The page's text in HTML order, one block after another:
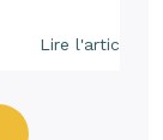
Lire l'article